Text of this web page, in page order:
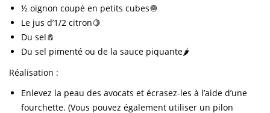
½ oignon coupé en petits cubes🧅
Le jus d’1/2 citron🍋
Du sel🧂
Du sel pimenté ou de la sauce piquante🌶
Réalisation :
Enlevez la peau des avocats et écrasez-les à l’aide d’une
fourchette. (Vous pouvez également utiliser un pilon